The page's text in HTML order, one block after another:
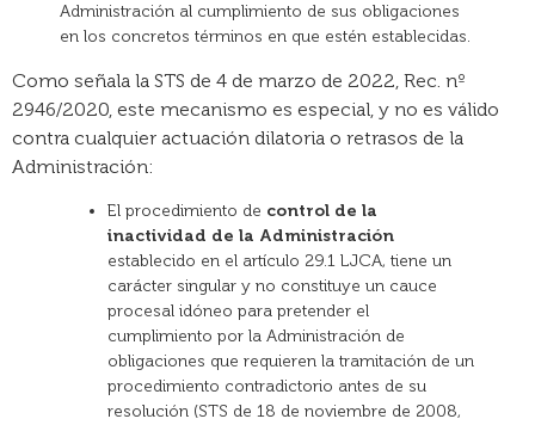
Administración al cumplimiento de sus obligaciones
en los concretos términos en que estén establecidas.
Como señala la STS de 4 de marzo de 2022, Rec. nº
2946/2020, este mecanismo es especial, y no es válido
contra cualquier actuación dilatoria o retrasos de la
Administración:
El procedimiento de control de la
inactividad de la Administración
establecido en el artículo 29.1 LJCA, tiene un
carácter singular y no constituye un cauce
procesal idóneo para pretender el
cumplimiento por la Administración de
obligaciones que requieren la tramitación de un
procedimiento contradictorio antes de su
resolución (STS de 18 de noviembre de 2008,